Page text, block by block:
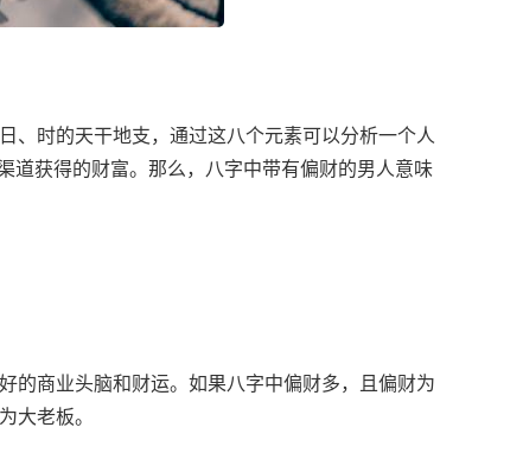
、时的天干地支，通过这八个元素可以分析一个人
道获得的财富。那么，八字中带有偏财的男人意味
的商业头脑和财运。如果八字中偏财多，且偏财为
大老板。